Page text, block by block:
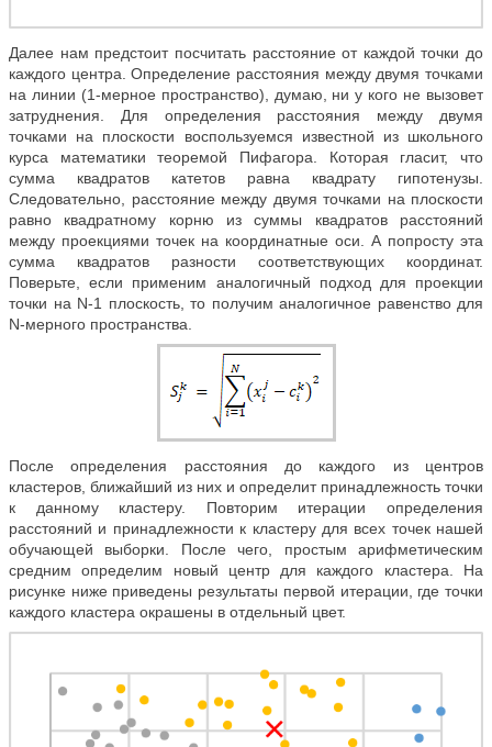
Далее нам предстоит посчитать расстояние от каждой точки до
каждого центра. Определение расстояния между двумя точками
на линии (1-мерное пространство), думаю, ни у кого не вызовет
затруднения. Для определения расстояния между двумя
точками на плоскости воспользуемся известной из школьного
курса математики теоремой Пифагора. Которая гласит, что
сумма квадратов катетов равна квадрату гипотенузы.
Следовательно, расстояние между двумя точками на плоскости
равно квадратному корню из суммы квадратов расстояний
между проекциями точек на координатные оси. А попросту эта
сумма квадратов разности соответствующих координат.
Поверьте, если применим аналогичный подход для проекции
точки на N-1 плоскость, то получим аналогичное равенство для
N-мерного пространства.
После определения расстояния до каждого из центров
кластеров, ближайший из них и определит принадлежность точки
к данному кластеру. Повторим итерации определения
расстояний и принадлежности к кластеру для всех точек нашей
обучающей выборки. После чего, простым арифметическим
средним определим новый центр для каждого кластера. На
рисунке ниже приведены результаты первой итерации, где точки
каждого кластера окрашены в отдельный цвет.